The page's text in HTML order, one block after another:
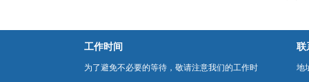
工作时间
为了避免不必要的等待，敬请注意我们的工作时
联
地